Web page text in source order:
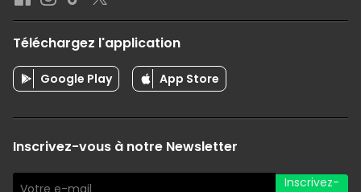
Téléchargez l'application
Google Play App Store
Inscrivez-vous à notre Newsletter
Inscrivez-